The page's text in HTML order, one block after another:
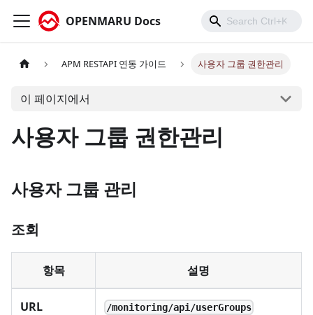
OPENMARU Docs
APM RESTAPI 연동 가이드 사용자 그룹 권한관리
이 페이지에서
사용자 그룹 권한관리
사용자 그룹 관리
조회
항목 설명
URL /monitoring/api/userGroups